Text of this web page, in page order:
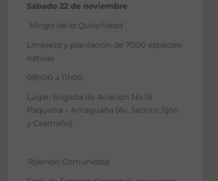
Sábado 22 de noviembre
Minga de la Quiteñidad
Limpieza y plantación de 7000 especies
nativas
08h00 a 11h00
Lugar: Brigada de Aviación No 15
Paquisha – Amaguaña (Av. Jacinto Jijón
y Caamaño)
Tejiendo Comunidad